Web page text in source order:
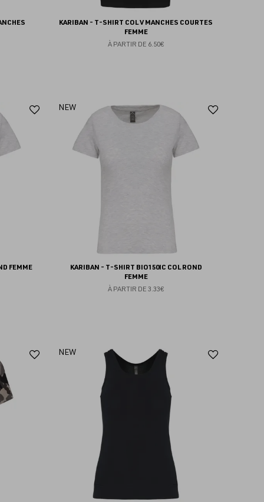
KARIBAN - T-SHIRT COL V MANCHES COURTES
FEMME
À PARTIR DE 6.50€
FEMME
Ajouter
favoris
NEW
KARIBAN - T-SHIRT BIO150IC COL ROND
FEMME
À PARTIR DE 3.33€
Ajouter
NEW